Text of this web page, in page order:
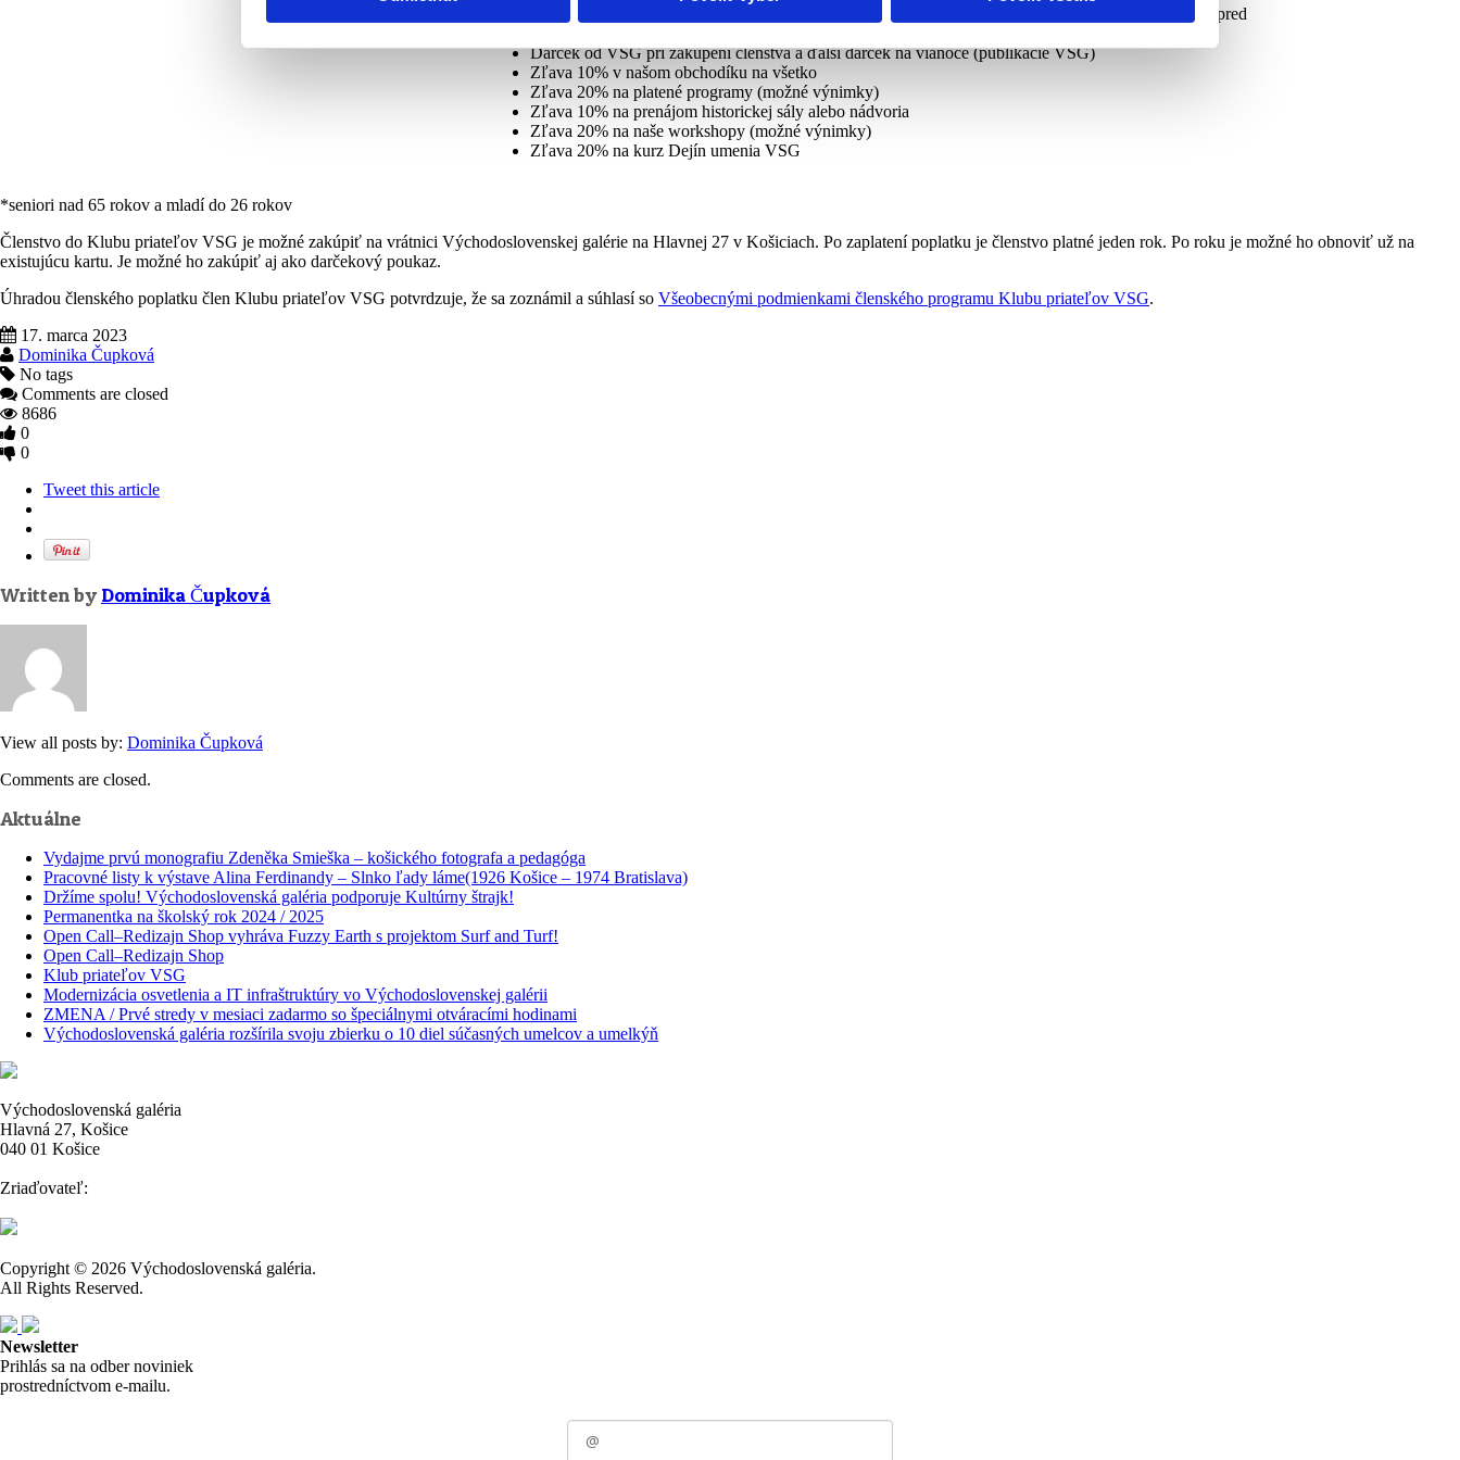
Zaradenie do špeciálneho newslettera pre patrónov s novinkami, pozvánkami a ponukami kurzov vopred
Darček od VSG pri zakúpení členstva a ďalší darček na vianoce (publikácie VSG)
Zľava 10% v našom obchodíku na všetko
Zľava 20% na platené programy (možné výnimky)
Zľava 10% na prenájom historickej sály alebo nádvoria
Zľava 20% na naše workshopy (možné výnimky)
Zľava 20% na kurz Dejín umenia VSG
*seniori nad 65 rokov a mladí do 26 rokov
Členstvo do Klubu priateľov VSG je možné zakúpiť na vrátnici Východoslovenskej galérie na Hlavnej 27 v Košiciach. Po zaplatení poplatku je členstvo platné jeden rok. Po roku je možné ho obnoviť už na
existujúcu kartu. Je možné ho zakúpiť aj ako darčekový poukaz.
Úhradou členského poplatku člen Klubu priateľov VSG potvrdzuje, že sa zoznámil a súhlasí so Všeobecnými podmienkami členského programu Klubu priateľov VSG.
17. marca 2023
Dominika Čupková
No tags
Comments are closed
8686
0
0
Tweet this article
Written by Dominika Čupková
View all posts by: Dominika Čupková
Comments are closed.
Aktuálne
Vydajme prvú monografiu Zdeněka Smieška – košického fotografa a pedagóga
Pracovné listy k výstave Alina Ferdinandy – Slnko ľady láme(1926 Košice – 1974 Bratislava)
Držíme spolu! Východoslovenská galéria podporuje Kultúrny štrajk!
Permanentka na školský rok 2024 / 2025
Open Call–Redizajn Shop vyhráva Fuzzy Earth s projektom Surf and Turf!
Open Call–Redizajn Shop
Klub priateľov VSG
Modernizácia osvetlenia a IT infraštruktúry vo Východoslovenskej galérii
ZMENA / Prvé stredy v mesiaci zadarmo so špeciálnymi otváracími hodinami
Východoslovenská galéria rozšírila svoju zbierku o 10 diel súčasných umelcov a umelkýň
Východoslovenská galéria
Hlavná 27, Košice
040 01 Košice
Zriaďovateľ:
Copyright © 2026 Východoslovenská galéria.
All Rights Reserved.
Newsletter
Prihlás sa na odber noviniek
prostredníctvom e-mailu.